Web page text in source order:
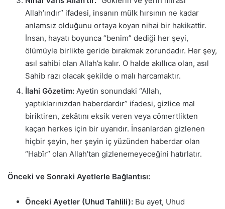
Allah’ındır” ifadesi, insanın mülk hırsının ne kadar
anlamsız olduğunu ortaya koyan nihai bir hakikattir.
İnsan, hayatı boyunca “benim” dediği her şeyi,
ölümüyle birlikte geride bırakmak zorundadır. Her şey,
asıl sahibi olan Allah’a kalır. O halde akıllıca olan, asıl
Sahib razı olacak şekilde o malı harcamaktır.
İlahi Gözetim: Ayetin sonundaki “Allah,
yaptıklarınızdan haberdardır” ifadesi, gizlice mal
biriktiren, zekâtını eksik veren veya cömertlikten
kaçan herkes için bir uyarıdır. İnsanlardan gizlenen
hiçbir şeyin, her şeyin iç yüzünden haberdar olan
“Habîr” olan Allah’tan gizlenemeyeceğini hatırlatır.
Önceki ve Sonraki Ayetlerle Bağlantısı:
Önceki Ayetler (Uhud Tahlili): Bu ayet, Uhud